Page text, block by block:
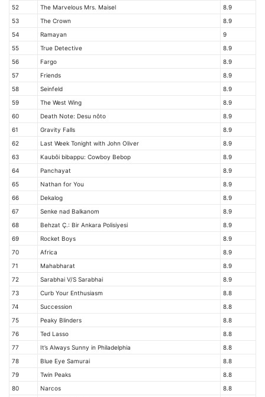
52
The Marvelous Mrs. Maisel
8.9
53
The Crown
8.9
54
Ramayan
9
55
True Detective
8.9
56
Fargo
8.9
57
Friends
8.9
58
Seinfeld
8.9
59
The West Wing
8.9
60
Death Note: Desu nôto
8.9
61
Gravity Falls
8.9
62
Last Week Tonight with John Oliver
8.9
63
Kaubôi bibappu: Cowboy Bebop
8.9
64
Panchayat
8.9
65
Nathan for You
8.9
66
Dekalog
8.9
67
Senke nad Balkanom
8.9
68
Behzat Ç.: Bir Ankara Polisiyesi
8.9
69
Rocket Boys
8.9
70
Africa
8.9
71
Mahabharat
8.9
72
Sarabhai V/S Sarabhai
8.9
73
Curb Your Enthusiasm
8.8
74
Succession
8.8
75
Peaky Blinders
8.8
76
Ted Lasso
8.8
77
It’s Always Sunny in Philadelphia
8.8
78
Blue Eye Samurai
8.8
79
Twin Peaks
8.8
80
Narcos
8.8